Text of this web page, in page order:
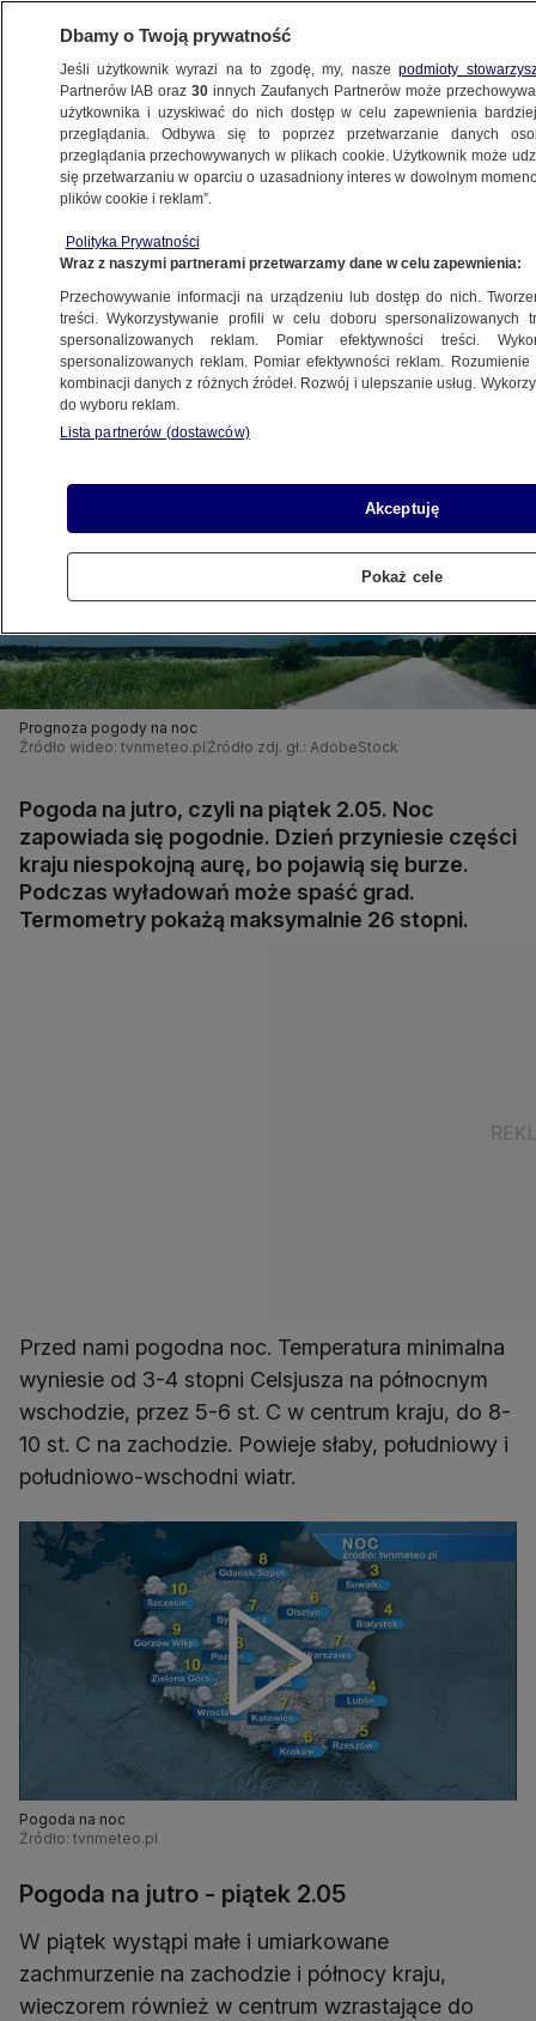
METEO
PROGNOZA
kraju zagrzmi, do 26 stopni
1.05.2025, 21:06
Udostępnij
Prognoza pogody na noc
Źródło wideo: tvnmeteo.pl Źródło zdj. gł.: AdobeStock
Pogoda na jutro, czyli na piątek 2.05. Noc
zapowiada się pogodnie. Dzień przyniesie części
kraju niespokojną aurę, bo pojawią się burze.
Podczas wyładowań może spaść grad.
Termometry pokażą maksymalnie 26 stopni.
Przed nami pogodna noc. Temperatura minimalna
wyniesie od 3-4 stopni Celsjusza na północnym
wschodzie, przez 5-6 st. C w centrum kraju, do 8-
10 st. C na zachodzie. Powieje słaby, południowy i
południowo-wschodni wiatr.
Pogoda na noc
Źródło: tvnmeteo.pl
Pogoda na jutro - piątek 2.05
W piątek wystąpi małe i umiarkowane
zachmurzenie na zachodzie i północy kraju,
wieczorem również w centrum wzrastające do
Dbamy o Twoją prywatność
Jeśli użytkownik wyrazi na to zgodę, my, naszepodmioty
Partnerów IAB oraz30 innych Zaufanych Partnerów może
użytkownika i uzyskiwać do nich dostęp w celu zapewnienia
przeglądania. Odbywa się to poprzez przetwarzanie danych
przeglądania przechowywanych w plikach cookie. Użytkownik może
się przetwarzaniu w oparciu o uzasadniony interes w dowolnym
plików cookie i reklam”.
Polityka Prywatności
Wraz z naszymi partnerami przetwarzamy dane w celu zapewnienia:
Przechowywanie informacji na urządzeniu lub dostęp do nich.
treści. Wykorzystywanie profili w celu doboru spersonalizowanych
spersonalizowanych reklam. Pomiar efektywności treści.
spersonalizowanych reklam. Pomiar efektywności reklam.
kombinacji danych z różnych źródeł. Rozwój i ulepszanie usług.
do wyboru reklam.
Lista partnerów (dostawców)
Akceptuję
Pokaż cele